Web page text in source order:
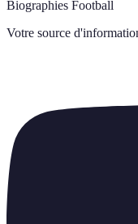
Biographies Football
Votre source